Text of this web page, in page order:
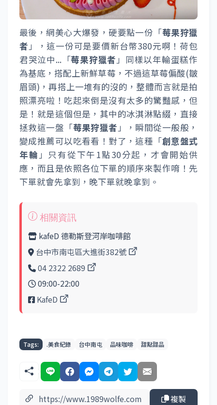
最後，網美心大爆發，硬要點一份「莓果狩獵
者」，這一份可是要價新台幣380元啊！荷包
君哭泣中...「莓果狩獵者」同樣以年輪蛋糕作
為基底，搭配上新鮮草莓，不過這草莓偏酸(皺
眉頭)，再搭上一堆有的沒的，整體而言就是拍
照漂亮啦！吃起來倒是沒有太多的驚豔感，但
是！就是這個但是，其中的冰淇淋點綴，直接
拯救這一盤「莓果狩獵者」，瞬間從一般般，
變成推薦可以吃看看！對了，這種「創意盤式
年輪」只有從下午1點30分起，才會開始供
應，而且是依照各位下單的順序來製作唷！先
下單就會先拿到，晚下單就晚拿到。
kafeD 德勒斯登河岸咖啡館
台中市南屯區大進街382號
04 2322 2689
09:00-22:00
KafeD
Tags: .美食紀錄 台中南屯 品味咖啡 甜點甜品
複製